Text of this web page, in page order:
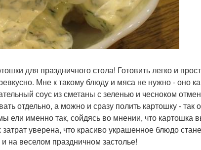
для праздничного стола! Готовить легко и
Мне к такому блюду и мяса не нужно - оно
соус из сметаны с зеленью и чесноком
отдельно, а можно и сразу полить картошку - так
ели именно так, сойдясь во мнении, что картошка
уверена, что красиво украшенное блюдо
на веселом праздничном застолье!